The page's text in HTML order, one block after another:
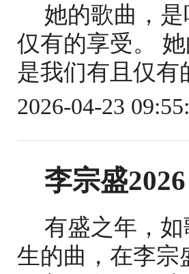
她的歌曲，
仅有的享受。
是我们有且仅有
2026-04-23
李宗盛
有盛之年，
生的曲，在李宗